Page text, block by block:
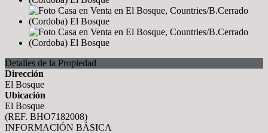
Detalles de la Propiedad
Dirección
El Bosque
Ubicación
El Bosque
(REF. BHO7182008)
INFORMACIÓN BÁSICA